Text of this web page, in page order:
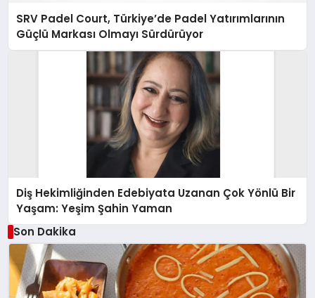
SRV Padel Court, Türkiye’de Padel Yatırımlarının
Güçlü Markası Olmayı Sürdürüyor
Diş Hekimliğinden Edebiyata Uzanan Çok Yönlü Bir
Yaşam: Yeşim Şahin Yaman
Son Dakika